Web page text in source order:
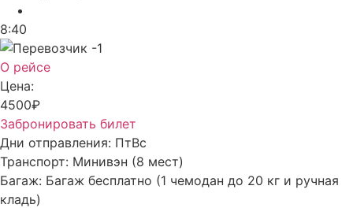
8:40
О рейсе
Цена:
4500₽
Забронировать билет
Дни отправления: ПтВс
Транспорт: Минивэн (8 мест)
Багаж: Багаж бесплатно (1 чемодан до 20 кг и ручная
кладь)